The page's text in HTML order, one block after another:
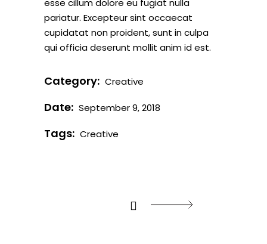
esse cillum dolore eu fugiat nulla
pariatur. Excepteur sint occaecat
cupidatat non proident, sunt in culpa
qui officia deserunt mollit anim id est.
Category: Creative
Date: September 9, 2018
Tags: Creative